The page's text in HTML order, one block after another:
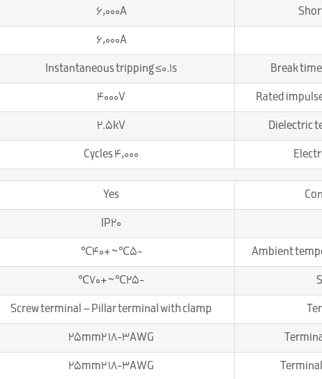
6,000A
6,000A
Break
Instantaneous tripping ≤0.1s
Rated
4000V
Dielectric
2.5kV
4,000 Cycles
Yes
IP20
Ambient
-5℃~+40℃
-25℃~+70℃
Screw terminal – Pillar terminal with clamp
25mm2 18-3AWG
25mm2 18-3AWG